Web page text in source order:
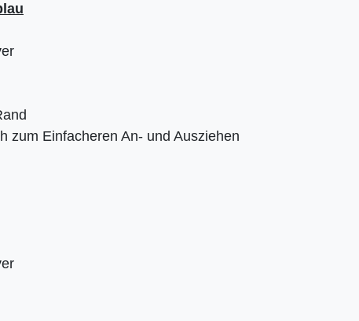
zum Einfacheren An- und Ausziehen